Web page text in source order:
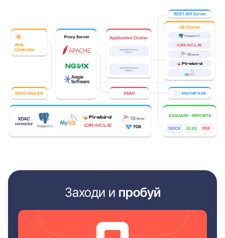
Заходи и пробуй